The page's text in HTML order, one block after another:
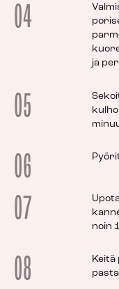
04
ja
05
06
07
noin
08
Keitä